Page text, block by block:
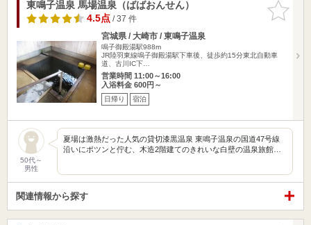
お気に入
りに追加
東鳴子温泉 馬場温泉（ばばおんせん）
4.5点/ 37 件
宮城県 / 大崎市 / 東鳴子温泉
鳴子御殿湯駅988m
JR陸羽東線鳴子御殿湯駅下車後、徒歩約15分東北自動車
道、古川IC下…
営業時間 11:00～16:00
入浴料金 600円～
日帰り 宿泊
50代～
男性
夏場は激熱だった人気の貸切漆黒温泉 東鳴子温泉の国道47号線
沿いにポツンと佇む、木造2階建てのきれいな白壁の温泉旅館…
関連情報から探す